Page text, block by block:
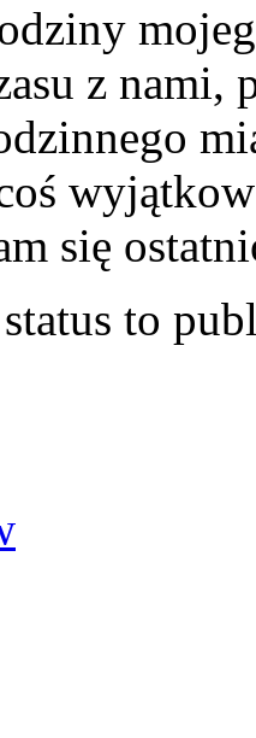
z nami,
się
to